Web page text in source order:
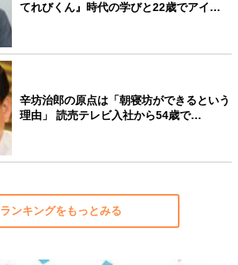
てれびくん』時代の学びと22歳でアイ…
辛坊治郎の原点は「朝寝坊ができるという
理由」 読売テレビ入社から54歳で…
ランキングをもっとみる